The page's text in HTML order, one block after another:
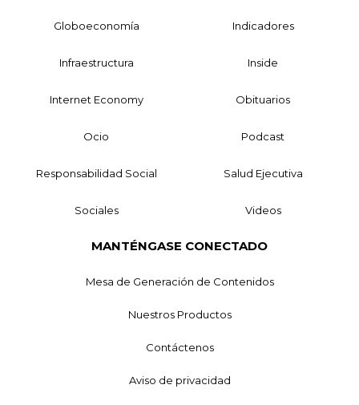
Globoeconomía Indicadores
Infraestructura Inside
Internet Economy Obituarios
Ocio Podcast
Responsabilidad Social Salud Ejecutiva
Sociales Videos
MANTÉNGASE CONECTADO
Mesa de Generación de Contenidos
Nuestros Productos
Contáctenos
Aviso de privacidad